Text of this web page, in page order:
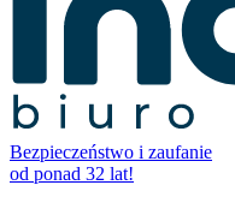
Bezpieczeństwo i zaufanie
od ponad 32 lat!